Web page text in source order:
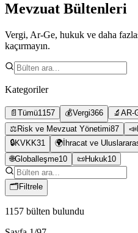
Mevzuat Bültenleri
Vergi, Ar-Ge, hukuk ve daha
kaçırmayın.
Kategoriler
📄 Tümü1157 💰Vergi366 🔬 AR-
⚖️ Risk ve Mevzuat Yönetimi87 📣
🔒KVKK31 🌍 İhracat ve
🌐Globalleşme10 📜Hukuk10
🗂 Filtrele
1157 bülten bulundu